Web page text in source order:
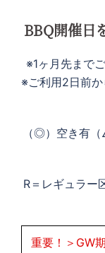
BBQ開催日
※1ヶ月先まで
※ご利用2日前
（◎）空き有
R＝レギュラー
重要！＞GW